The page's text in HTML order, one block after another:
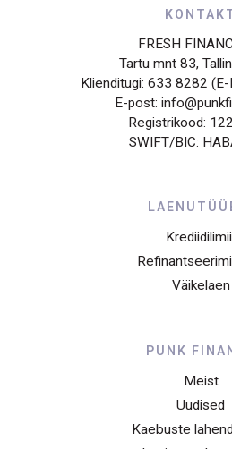
FRESH
Tartu mnt 83,
Klienditugi: 633 8282
E-post:
Registrikood:
SWIFT/BIC:
Väikelaen
PUNK
Meist
Uudised
Kaebuste